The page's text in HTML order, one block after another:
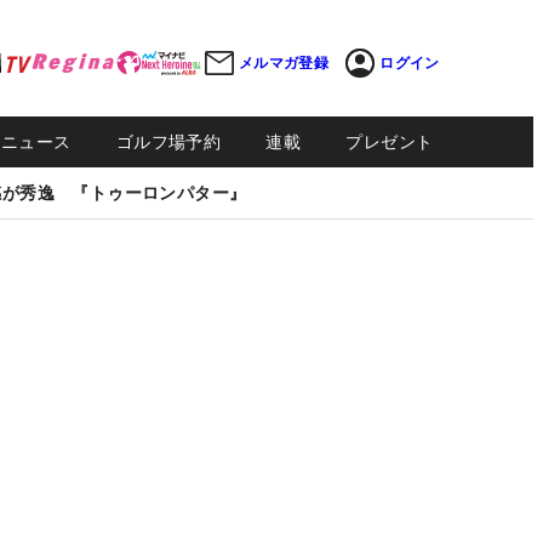
メルマガ登録 ログイン
ュース ゴルフ場予約 連載 プレゼント
秀逸 『トゥーロンパター』